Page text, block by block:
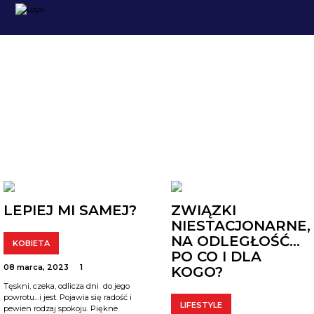
LEPIEJ MI SAMEJ?
KOBIETA
08 marca, 2023
1
Tęskni, czeka, odlicza dni do jego
powrotu…i jest. Pojawia się radość i
pewien rodzaj spokoju. Piękne
ZWIĄZKI
NIESTACJONARNE,
NA ODLEGŁOŚĆ…
PO CO I DLA
KOGO?
LIFESTYLE